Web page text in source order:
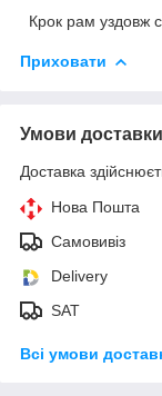
Крок рам уздовж
Приховати
Умови доставки
Доставка
Нова Пошта
Самовивіз
Delivery
SAT
Всі умови